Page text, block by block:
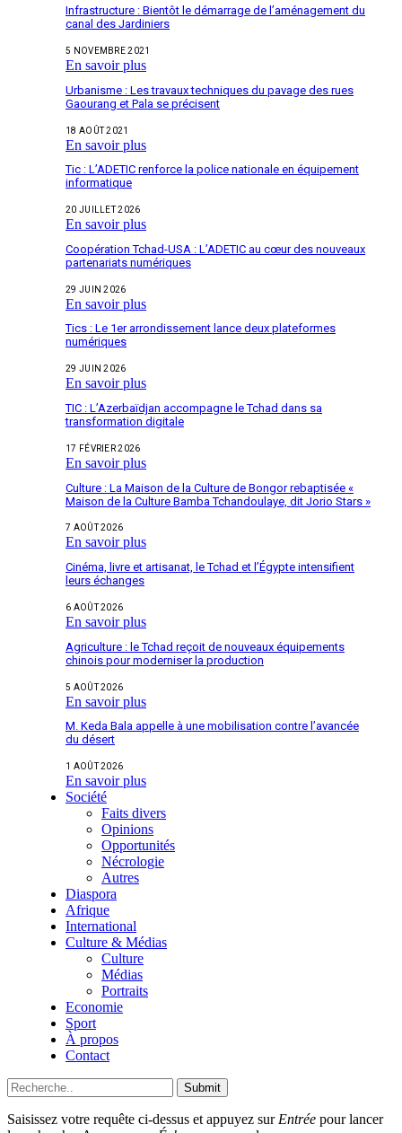
Infrastructure : Bientôt le démarrage de l’aménagement du
canal des Jardiniers
5 NOVEMBRE 2021
En savoir plus
Urbanisme : Les travaux techniques du pavage des rues
Gaourang et Pala se précisent
18 AOÛT 2021
En savoir plus
Tic : L’ADETIC renforce la police nationale en équipement
informatique
20 JUILLET 2026
En savoir plus
Coopération Tchad-USA : L’ADETIC au cœur des nouveaux
partenariats numériques
29 JUIN 2026
En savoir plus
Tics : Le 1er arrondissement lance deux plateformes
numériques
29 JUIN 2026
En savoir plus
TIC : L’Azerbaïdjan accompagne le Tchad dans sa
transformation digitale
17 FÉVRIER 2026
En savoir plus
Culture : La Maison de la Culture de Bongor rebaptisée «
Maison de la Culture Bamba Tchandoulaye, dit Jorio Stars »
7 AOÛT 2026
En savoir plus
Cinéma, livre et artisanat, le Tchad et l’Égypte intensifient
leurs échanges
6 AOÛT 2026
En savoir plus
Agriculture : le Tchad reçoit de nouveaux équipements
chinois pour moderniser la production
5 AOÛT 2026
En savoir plus
M. Keda Bala appelle à une mobilisation contre l’avancée
du désert
1 AOÛT 2026
En savoir plus
Société
Faits divers
Opinions
Opportunités
Nécrologie
Autres
Diaspora
Afrique
International
Culture & Médias
Culture
Médias
Portraits
Economie
Sport
À propos
Contact
Submit
Saisissez votre requête ci-dessus et appuyez sur Entrée pour lancer